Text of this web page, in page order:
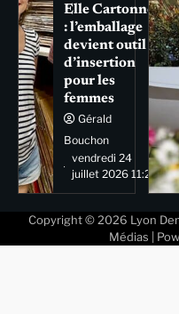
Elle Cartonne
: l’emballage
devient outil
d’insertion
pour les
femmes
Gérald
Bouchon
vendredi 24
juillet 2026 11:29
Copyright © 2026 Lyon
Médias |